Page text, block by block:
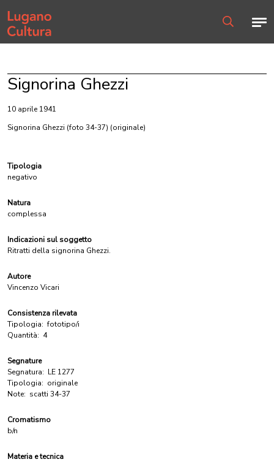
Home page
Signorina Ghezzi
10 aprile 1941
Signorina Ghezzi (foto 34-37) (originale)
Tipologia
negativo
Natura
complessa
Indicazioni sul soggetto
Ritratti della signorina Ghezzi.
Autore
Vincenzo Vicari
Consistenza rilevata
Tipologia: fototipo/i
Quantità: 4
Segnature
Segnatura: LE 1277
Tipologia: originale
Note: scatti 34-37
Cromatismo
b/n
Materia e tecnica